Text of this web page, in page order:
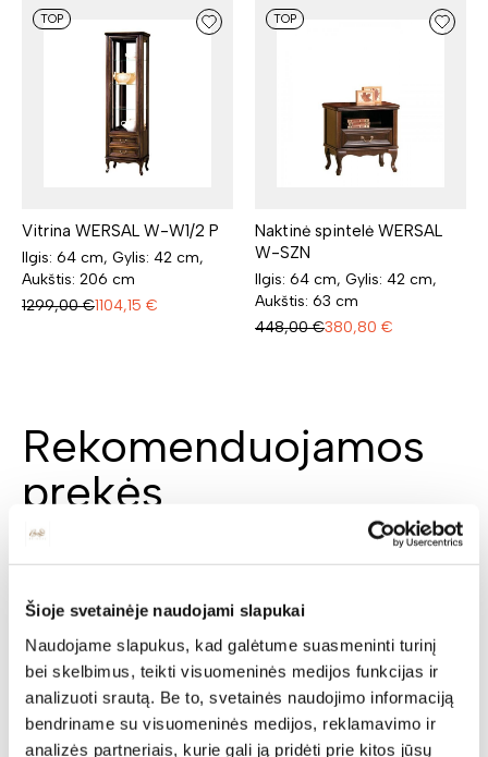
Šioje svetainėje naudojami slapukai
Naudojame slapukus, kad galėtume suasmeninti turinį
bei skelbimus, teikti visuomeninės medijos funkcijas ir
analizuoti srautą. Be to, svetainės naudojimo informaciją
bendriname su visuomeninės medijos, reklamavimo ir
analizės partneriais, kurie gali ją pridėti prie kitos jūsų
TOP
Vitrina WERSAL W-W1/2 P
Ilgis: 64 cm, Gylis: 42 cm,
Aukštis: 206 cm
1299,00 €1104,15 €
TOP
Naktinė spintelė WERSAL
W-SZN
Ilgis: 64 cm, Gylis: 42 cm,
Aukštis: 63 cm
448,00 €380,80 €
Rekomenduojamos
prekės
Komoda MALAGA-K2
Ilgis: 109 cm, Gylis: 40 cm,